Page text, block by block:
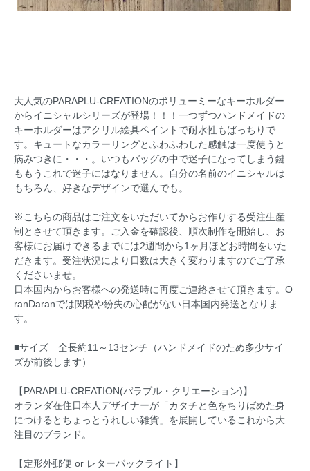
大人気のPARAPLU-CREATIONのボリューミーなキーホルダー
からイニシャルシリーズが登場！！！一つずつハンドメイドの
キーホルダーはアクリル絵具ペイントで耐水性もばっちりで
す。キュートなカラーリングとふわふわした感触は一度使うと
病みつきに・・・。いつもバッグの中で迷子になってしまう鍵
ももうこれで迷子にはなりません。自分の名前のイニシャルは
もちろん、好きなデザインで選んでも。
※こちらの商品はご注文をいただいてからお作りする受注生産
制とさせて頂きます。ご入金を確認後、順次制作を開始し、お
客様にお届けできるまでには2週間から1ヶ月ほどお時間をいた
だきます。受注状況により日数は大きく変わりますのでご了承
くださいませ。
日本国内からお客様への発送時に再度ご連絡させて頂きます。O
ranDaranでは関税や紛失の心配がない日本国内発送となりま
す。
■サイズ 全長約11～13センチ（ハンドメイドのため多少サイ
ズが前後します）
【PARAPLU-CREATION(パラプル・クリエーション)】
オランダ在住日本人デザイナーが「カタチと色をちりばめた身
につけるとちょっとうれしい雑貨」を展開しているこれから大
注目のブランド。
【定形外郵便 or レターパックライト】